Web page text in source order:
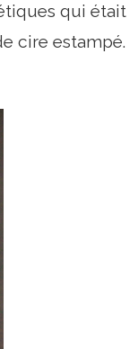
qui était
cire estampé.